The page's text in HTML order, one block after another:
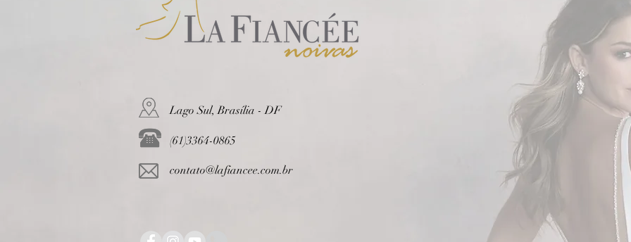
La Fiancée - Vestidos de
Noiva em Brasília e no mundo
Lago Sul, Brasília - DF
(61)3364-0865
contato@lafiancee.com.br